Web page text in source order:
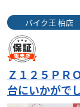
バイク王 柏店
Ｚ１２５Ｐ
台にいかが